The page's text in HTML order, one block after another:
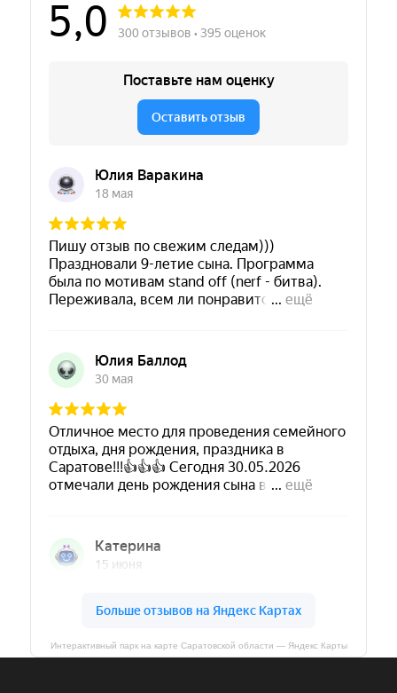
Интерактивный парк на карте Саратовской области — Яндекс Карты